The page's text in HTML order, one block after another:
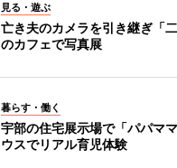
見る・遊ぶ
亡き夫のカメラを引き継ぎ「
のカフェで写真展
暮らす・働く
宇部の住宅展示場で「パパマ
ウスでリアル育児体験